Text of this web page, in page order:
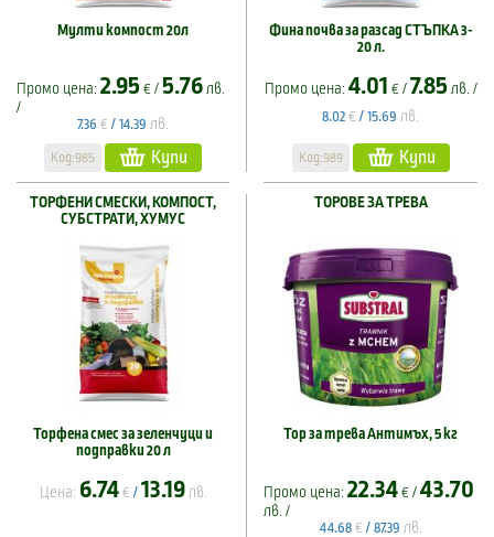
Мулти компост 20л
Промо цена: 2.95 € / 5.76 лв.
/
7.36 € / 14.39 лв.
Код:985 Купи
Фина почва за разсад СТЪПКА 3-
20 л.
Промо цена: 4.01 € / 7.85 лв. /
8.02 € / 15.69 лв.
Код:989 Купи
ТОРФЕНИ СМЕСКИ, КОМПОСТ,
СУБСТРАТИ, ХУМУС
Торфена смес за зеленчуци и
подправки 20 л
Цена: 6.74 € / 13.19 лв.
ТОРОВЕ ЗА ТРЕВА
Тор за трева Антимъх, 5 кг
Промо цена: 22.34 € / 43.70
лв. /
44.68 € / 87.39 лв.